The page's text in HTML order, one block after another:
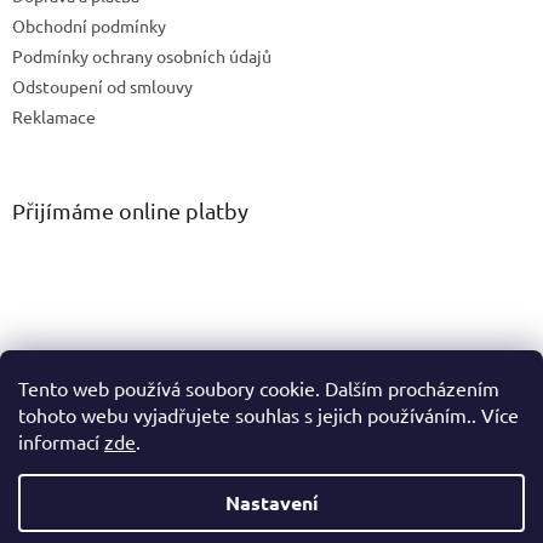
Tento web používá soubory cookie. Dalším procházením
tohoto webu vyjadřujete souhlas s jejich používáním.. Více
informací zde.
Nastavení
Obchodní podmínky
Podmínky ochrany osobních údajů
Odstoupení od smlouvy
Reklamace
Přijímáme online platby